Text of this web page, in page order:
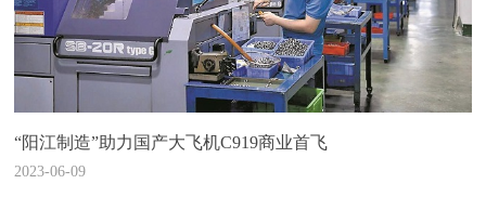
“阳江制造”助力国产大飞机C919商业首飞
2023-06-09